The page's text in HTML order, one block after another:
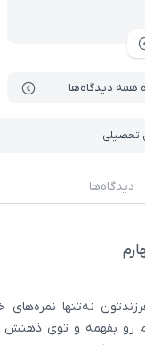
همه دیدگاه‌ها
تحصیلی
دیدگاه‌ها
نه‌تنها
رو بفهمه و توی